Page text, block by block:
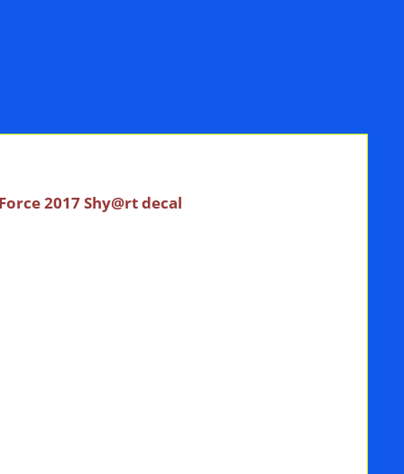
2017 Shy@rt decal